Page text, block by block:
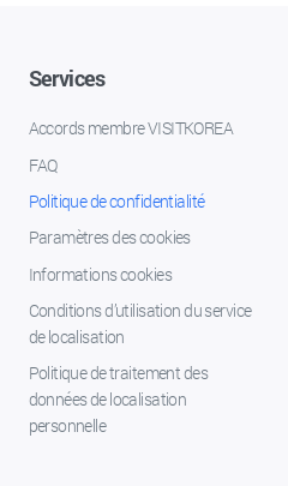
Services
Accords membre VISITKOREA
FAQ
Politique de confidentialité
Paramètres des cookies
Informations cookies
Conditions d’utilisation du service
de localisation
Politique de traitement des
données de localisation
personnelle